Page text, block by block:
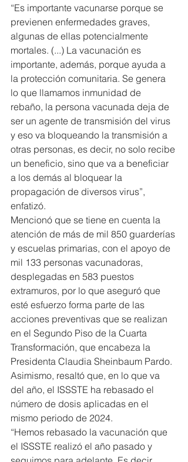
“Es importante vacunarse porque se
previenen enfermedades graves,
algunas de ellas potencialmente
mortales. (...) La vacunación es
importante, además, porque ayuda a
la protección comunitaria. Se genera
lo que llamamos inmunidad de
rebaño, la persona vacunada deja de
ser un agente de transmisión del virus
y eso va bloqueando la transmisión a
otras personas, es decir, no solo recibe
un beneficio, sino que va a beneficiar
a los demás al bloquear la
propagación de diversos virus”,
enfatizó.
Mencionó que se tiene en cuenta la
atención de más de mil 850 guarderías
y escuelas primarias, con el apoyo de
mil 133 personas vacunadoras,
desplegadas en 583 puestos
extramuros, por lo que aseguró que
esté esfuerzo forma parte de las
acciones preventivas que se realizan
en el Segundo Piso de la Cuarta
Transformación, que encabeza la
Presidenta Claudia Sheinbaum Pardo.
Asimismo, resaltó que, en lo que va
del año, el ISSSTE ha rebasado el
número de dosis aplicadas en el
mismo periodo de 2024.
“Hemos rebasado la vacunación que
el ISSSTE realizó el año pasado y